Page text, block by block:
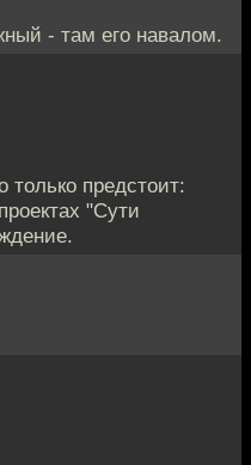
- там его навалом.
предстоит:
"Сути